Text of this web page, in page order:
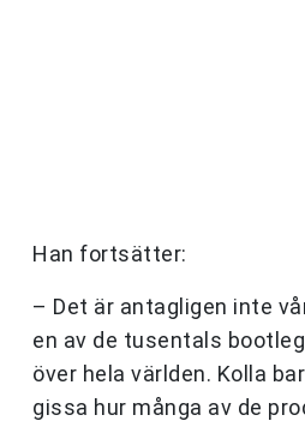
Han fortsätter:
– Det är antagligen inte
en av de tusentals
över hela världen. Kolla
gissa hur många av de